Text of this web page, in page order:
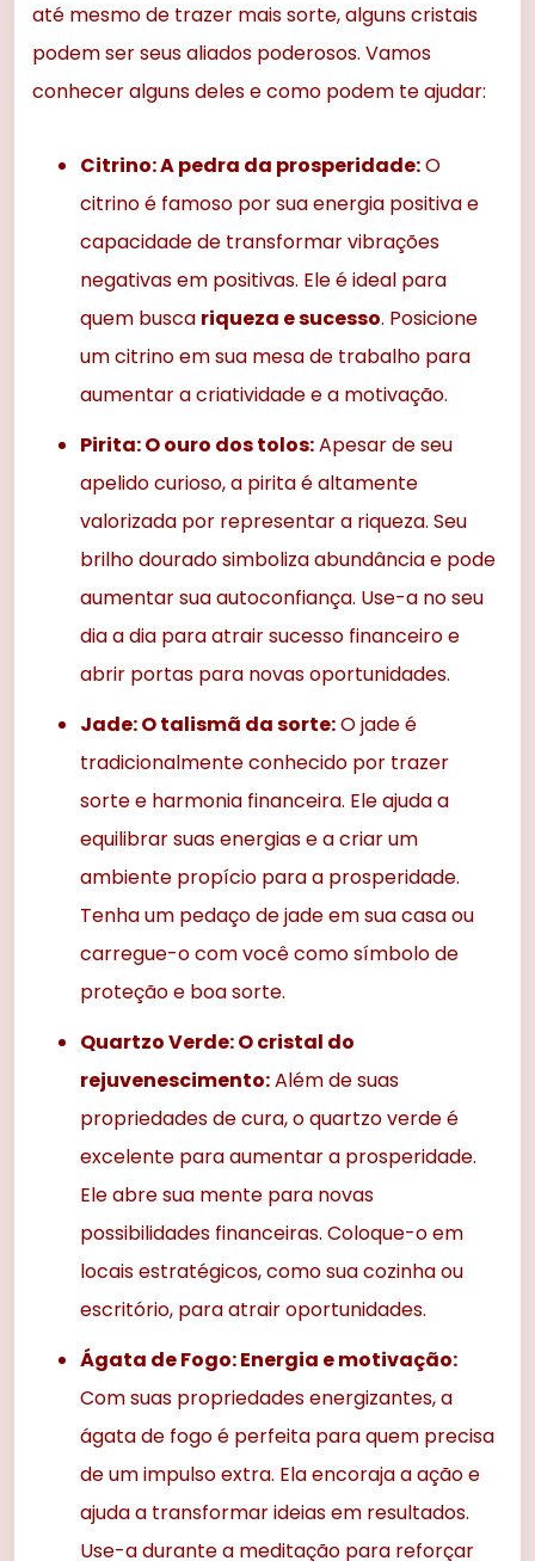
até mesmo de trazer mais sorte, alguns cristais
podem ser seus aliados poderosos. Vamos
conhecer alguns deles e como podem te ajudar:
Citrino: A pedra da prosperidade:O
citrino é famoso por sua energia positiva e
capacidade de transformar vibrações
negativas em positivas. Ele é ideal para
quem busca riqueza e sucesso. Posicione
um citrino em sua mesa de trabalho para
aumentar a criatividade e a motivação.
Pirita: O ouro dos tolos:Apesar de seu
apelido curioso, a pirita é altamente
valorizada por representar a riqueza. Seu
brilho dourado simboliza abundância e pode
aumentar sua autoconfiança. Use-a no seu
dia a dia para atrair sucesso financeiro e
abrir portas para novas oportunidades.
Jade: O talismã da sorte:O jade é
tradicionalmente conhecido por trazer
sorte e harmonia financeira. Ele ajuda a
equilibrar suas energias e a criar um
ambiente propício para a prosperidade.
Tenha um pedaço de jade em sua casa ou
carregue-o com você como símbolo de
proteção e boa sorte.
Quartzo Verde: O cristal do
rejuvenescimento:Além de suas
propriedades de cura, o quartzo verde é
excelente para aumentar a prosperidade.
Ele abre sua mente para novas
possibilidades financeiras. Coloque-o em
locais estratégicos, como sua cozinha ou
escritório, para atrair oportunidades.
Ágata de Fogo: Energia e motivação:
Com suas propriedades energizantes, a
ágata de fogo é perfeita para quem precisa
de um impulso extra. Ela encoraja a ação e
ajuda a transformar ideias em resultados.
Use-a durante a meditação para reforçar